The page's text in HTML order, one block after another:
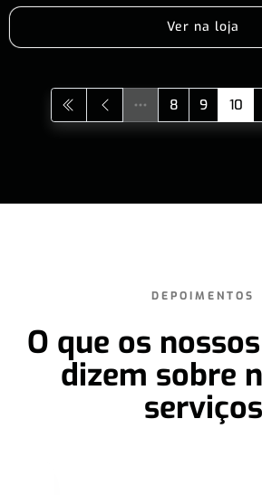
Ver na loja
8 9 10
DEPOIMENTOS
O que os
dizem sobre
serviços